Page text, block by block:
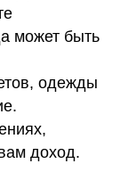
может быть
одежды
доход.